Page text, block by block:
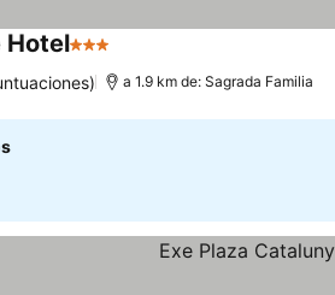
Hotel3 Estrellas
a 1.9 km de: Sagrada Familia